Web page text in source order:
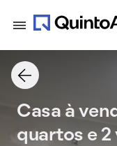
Casa à
quartos e 2